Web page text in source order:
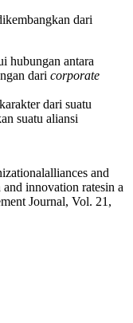
dari
hubungan antara
dari corporate
dari suatu
suatu aliansi
and
innovation ratesin a
Journal, Vol. 21,